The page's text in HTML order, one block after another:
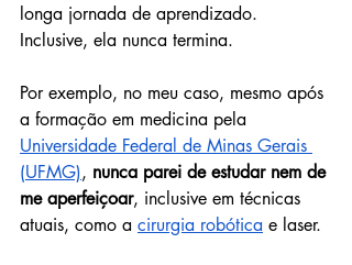
longa jornada de aprendizado.
Inclusive, ela nunca termina.
Por exemplo, no meu caso, mesmo após
a formação em medicina pela
Universidade Federal de Minas Gerais
(UFMG), nunca parei de estudar nem de
me aperfeiçoar, inclusive em técnicas
atuais, como a cirurgia robótica e laser.